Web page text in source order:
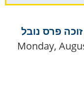
פרס נובל
Monday,